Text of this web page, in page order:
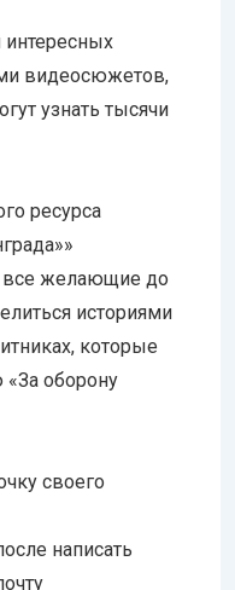
видеосюжетов,
узнать тысячи
ресурса
все желающие до
историями
которые
оборону
своего
написать